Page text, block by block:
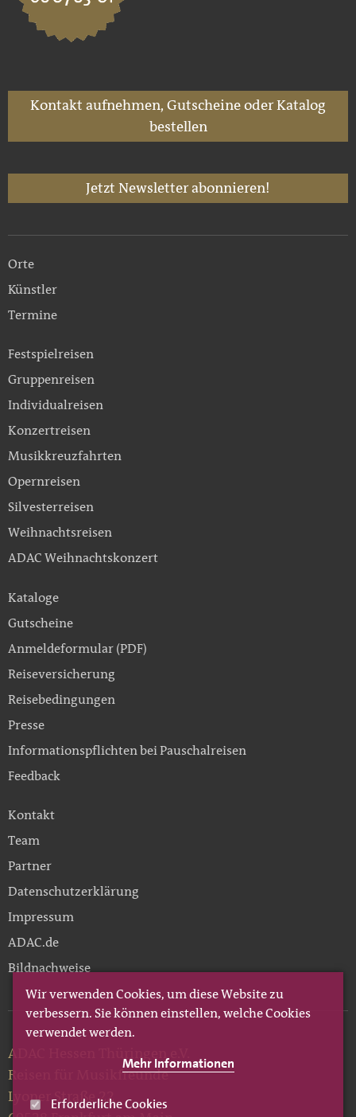
Kontakt aufnehmen, Gutscheine oder Katalog
bestellen
Jetzt Newsletter abonnieren!
Orte
Künstler
Termine
Festspielreisen
Gruppenreisen
Individualreisen
Konzertreisen
Musikkreuzfahrten
Opernreisen
Silvesterreisen
Weihnachtsreisen
ADAC Weihnachtskonzert
Kataloge
Gutscheine
Anmeldeformular (PDF)
Reiseversicherung
Reisebedingungen
Presse
Informationspflichten bei Pauschalreisen
Feedback
Kontakt
Team
Partner
Datenschutzerklärung
Impressum
ADAC.de
Bildnachweise
ADAC Hessen Thüringen e.V.
Reisen für Musikfreunde
Lyoner Straße 22
Wir verwenden Cookies, um diese Website zu
verbessern. Sie können einstellen, welche Cookies
verwendet werden.
Mehr Informationen
Erforderliche Cookies